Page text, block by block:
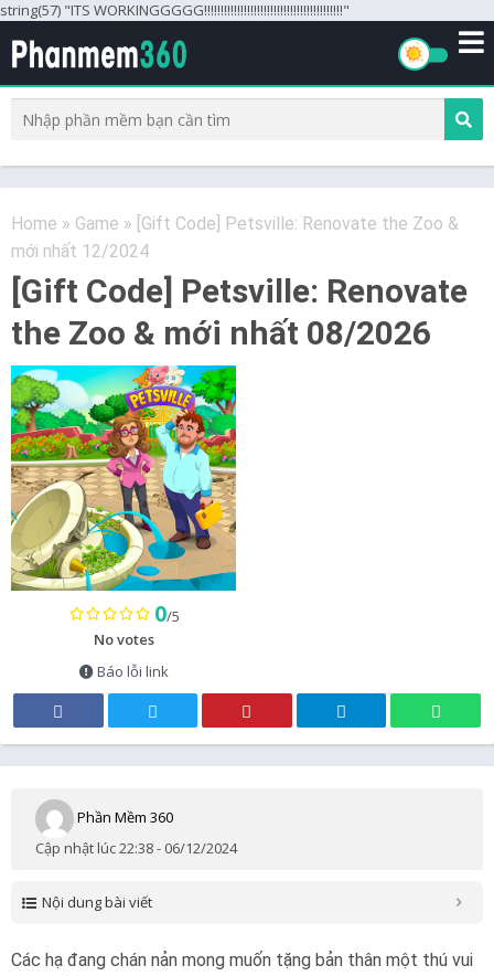
string(57) "ITS WORKINGGGGG!!!!!!!!!!!!!!!!!!!!!!!!!!!!!!!!!!!!!!!!!!"
Home » Game » [Gift Code] Petsville: Renovate the Zoo &
mới nhất 12/2024
[Gift Code] Petsville: Renovate
the Zoo & mới nhất 08/2026
0/5
No votes
Báo lỗi link
Phần Mềm 360
Cập nhật lúc 22:38 - 06/12/2024
Nội dung bài viết
Các hạ đang chán nản mong muốn tặng bản thân một thú vui